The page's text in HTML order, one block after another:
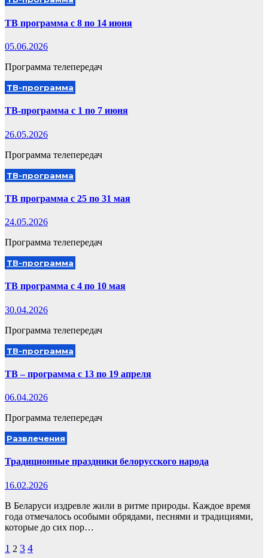
ТВ программа с 8 по 14 июня
05.06.2026
Программа телепередач
ТВ-программа
ТВ-программа с 1 по 7 июня
26.05.2026
Программа телепередач
ТВ-программа
ТВ программа с 25 по 31 мая
24.05.2026
Программа телепередач
ТВ-программа
ТВ программа с 4 по 10 мая
30.04.2026
Программа телепередач
ТВ-программа
ТВ – программа с 13 по 19 апреля
06.04.2026
Программа телепередач
Развлечения
Традиционные праздники белорусского народа
16.02.2026
В Беларуси издревле жили в ритме природы. Каждое время
года отмечалось особыми обрядами, песнями и традициями,
которые до сих пор…
Пагинация
1 2 3 4